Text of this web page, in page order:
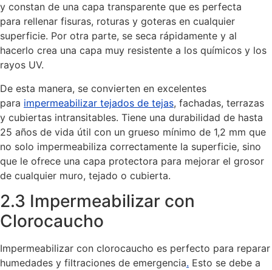
y constan de una capa transparente que es perfecta
para rellenar fisuras, roturas y goteras en cualquier
superficie. Por otra parte, se seca rápidamente y al
hacerlo crea una capa muy resistente a los químicos y los
rayos UV.
De esta manera, se convierten en excelentes
para impermeabilizar tejados de tejas, fachadas, terrazas
y cubiertas intransitables. Tiene una durabilidad de hasta
25 años de vida útil con un grueso mínimo de 1,2 mm que
no solo impermeabiliza correctamente la superficie, sino
que le ofrece una capa protectora para mejorar el grosor
de cualquier muro, tejado o cubierta.
2.3 Impermeabilizar con
Clorocaucho
Impermeabilizar con clorocaucho es perfecto para reparar
humedades y filtraciones de emergencia. Esto se debe a